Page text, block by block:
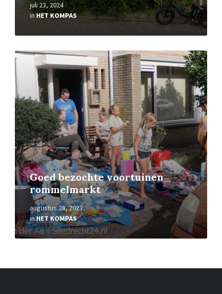
juli 23, 2024
inHET KOMPAS
Goed bezochte voortuinen
rommelmarkt
augustus 28, 2023
inHET KOMPAS
Read
More